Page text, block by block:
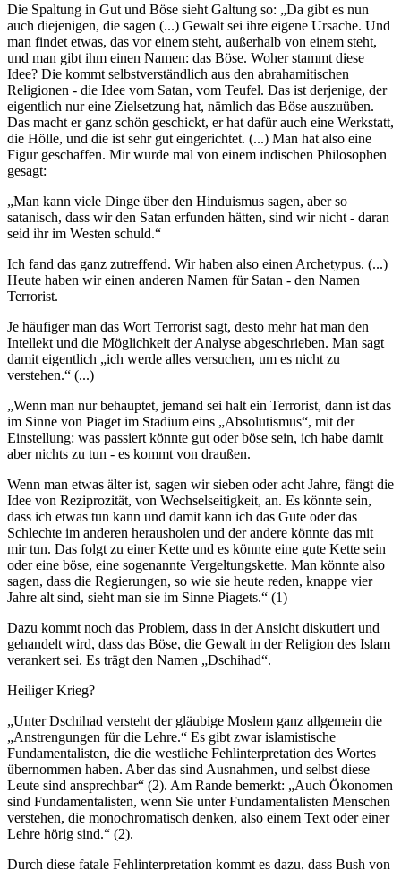
Die Spaltung in Gut und Böse sieht Galtung so: „Da gibt es nun
auch diejenigen, die sagen (...) Gewalt sei ihre eigene Ursache. Und
man findet etwas, das vor einem steht, außerhalb von einem steht,
und man gibt ihm einen Namen: das Böse. Woher stammt diese
Idee? Die kommt selbstverständlich aus den abrahamitischen
Religionen - die Idee vom Satan, vom Teufel. Das ist derjenige, der
eigentlich nur eine Zielsetzung hat, nämlich das Böse auszuüben.
Das macht er ganz schön geschickt, er hat dafür auch eine Werkstatt,
die Hölle, und die ist sehr gut eingerichtet. (...) Man hat also eine
Figur geschaffen. Mir wurde mal von einem indischen Philosophen
gesagt:
„Man kann viele Dinge über den Hinduismus sagen, aber so
satanisch, dass wir den Satan erfunden hätten, sind wir nicht - daran
seid ihr im Westen schuld.“
Ich fand das ganz zutreffend. Wir haben also einen Archetypus. (...)
Heute haben wir einen anderen Namen für Satan - den Namen
Terrorist.
Je häufiger man das Wort Terrorist sagt, desto mehr hat man den
Intellekt und die Möglichkeit der Analyse abgeschrieben. Man sagt
damit eigentlich „ich werde alles versuchen, um es nicht zu
verstehen.“ (...)
„Wenn man nur behauptet, jemand sei halt ein Terrorist, dann ist das
im Sinne von Piaget im Stadium eins „Absolutismus“, mit der
Einstellung: was passiert könnte gut oder böse sein, ich habe damit
aber nichts zu tun - es kommt von draußen.
Wenn man etwas älter ist, sagen wir sieben oder acht Jahre, fängt die
Idee von Reziprozität, von Wechselseitigkeit, an. Es könnte sein,
dass ich etwas tun kann und damit kann ich das Gute oder das
Schlechte im anderen herausholen und der andere könnte das mit
mir tun. Das folgt zu einer Kette und es könnte eine gute Kette sein
oder eine böse, eine sogenannte Vergeltungskette. Man könnte also
sagen, dass die Regierungen, so wie sie heute reden, knappe vier
Jahre alt sind, sieht man sie im Sinne Piagets.“ (1)
Dazu kommt noch das Problem, dass in der Ansicht diskutiert und
gehandelt wird, dass das Böse, die Gewalt in der Religion des Islam
verankert sei. Es trägt den Namen „Dschihad“.
Heiliger Krieg?
„Unter Dschihad versteht der gläubige Moslem ganz allgemein die
„Anstrengungen für die Lehre.“ Es gibt zwar islamistische
Fundamentalisten, die die westliche Fehlinterpretation des Wortes
übernommen haben. Aber das sind Ausnahmen, und selbst diese
Leute sind ansprechbar“ (2). Am Rande bemerkt: „Auch Ökonomen
sind Fundamentalisten, wenn Sie unter Fundamentalisten Menschen
verstehen, die monochromatisch denken, also einem Text oder einer
Lehre hörig sind.“ (2).
Durch diese fatale Fehlinterpretation kommt es dazu, dass Bush von